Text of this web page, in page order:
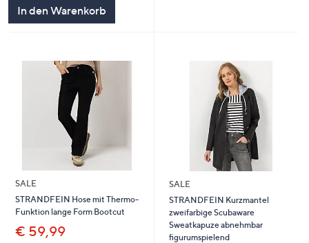
In den Warenkorb
SALE
STRANDFEIN Hose mit Thermo-
Funktion lange Form Bootcut
€ 59,99
SALE
STRANDFEIN Kurzmantel
zweifarbige Scubaware
Sweatkapuze abnehmbar
figurumspielend